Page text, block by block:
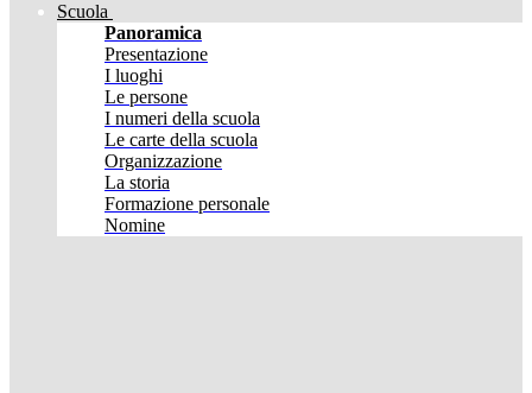
Scuola
Panoramica
Presentazione
I luoghi
Le persone
I numeri della scuola
Le carte della scuola
Organizzazione
La storia
Formazione personale
Nomine